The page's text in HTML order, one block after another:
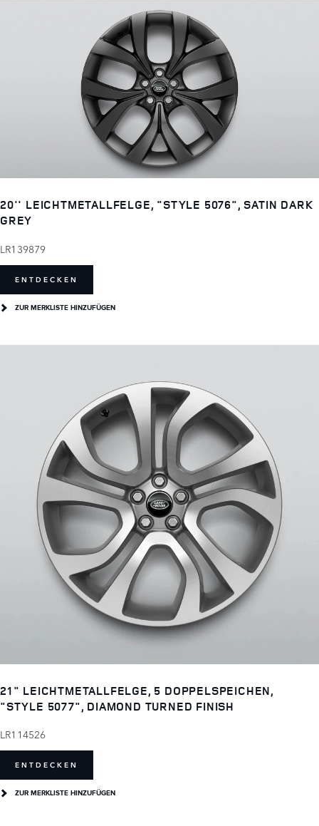
20'' LEICHTMETALLFELGE, "STYLE 5076", SATIN DARK
GREY
LR139879
ENTDECKEN
ZUR MERKLISTE HINZUFÜGEN
21" LEICHTMETALLFELGE, 5 DOPPELSPEICHEN,
"STYLE 5077", DIAMOND TURNED FINISH
LR114526
ENTDECKEN
ZUR MERKLISTE HINZUFÜGEN